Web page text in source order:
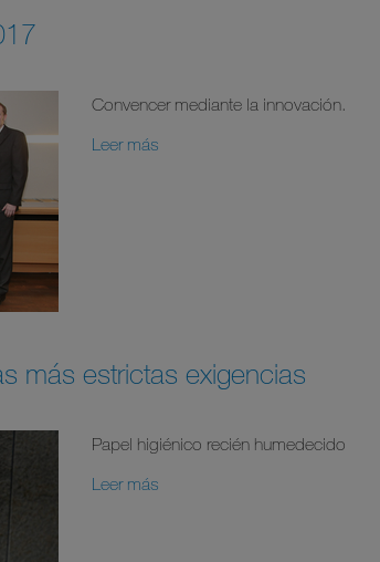
Convencer mediante la innovación.
Leer más
más estrictas exigencias
Papel higiénico recién humedecido
Leer más